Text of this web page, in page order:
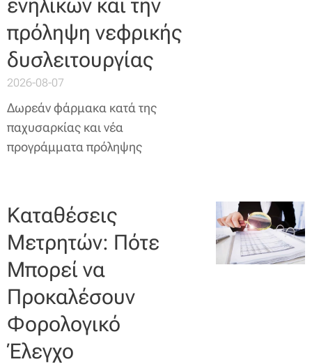
ενηλίκων και την
πρόληψη νεφρικής
δυσλειτουργίας
2026-08-07
Δωρεάν φάρμακα κατά της
παχυσαρκίας και νέα
προγράμματα πρόληψης
Καταθέσεις
Μετρητών: Πότε
Μπορεί να
Προκαλέσουν
Φορολογικό
Έλεγχο